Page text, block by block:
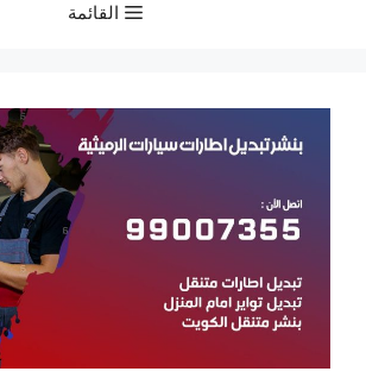
القائمة